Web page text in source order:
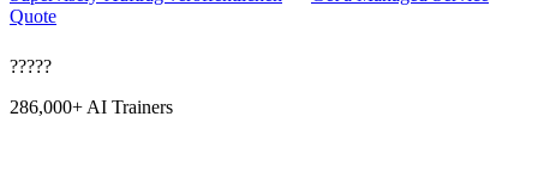
Quote
?????
286,000+ AI Trainers